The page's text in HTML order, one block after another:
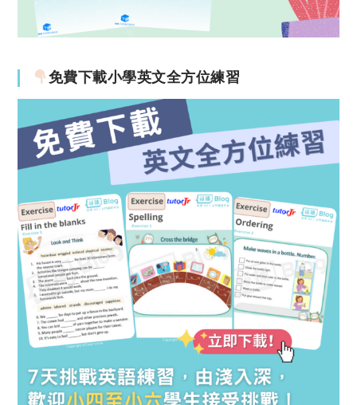
免費下載小學英文全方位練習